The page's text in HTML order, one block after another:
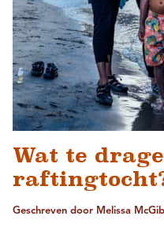
Wat te
Geschreven door Melissa